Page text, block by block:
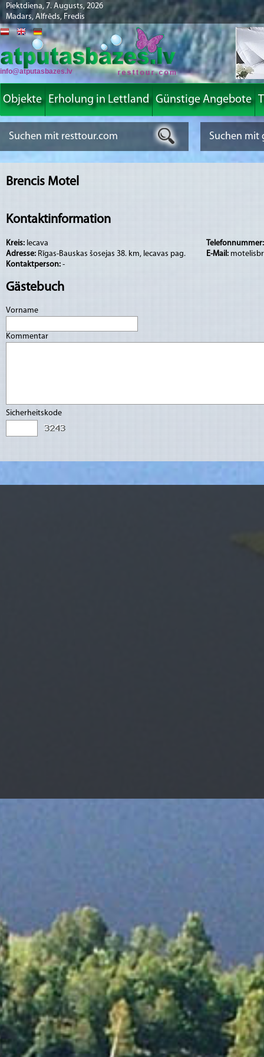
Piektdiena, 7. Augusts, 2026
Madars, Alfrēds, Fredis
info@atputasbazes.lv
Objekte Erholung in Lettland Günstige Angebote
Brencis Motel
Kontaktinformation
Kreis: Iecava
Adresse: Rīgas-Bauskas šosejas 38. km, Iecavas pag.
Kontaktperson: -
E-Mail:
Gästebuch
Vorname
Kommentar
Sicherheitskode